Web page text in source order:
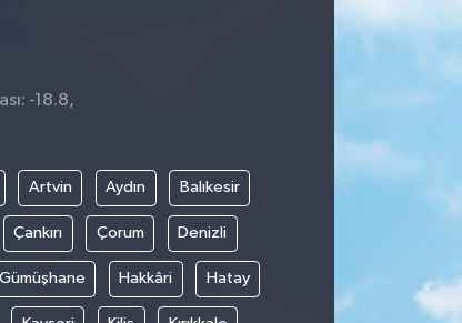
-18.8,
Artvin Aydın Balıkesir
Çankırı Çorum Denizli
Gümüşhane Hakkâri Hatay